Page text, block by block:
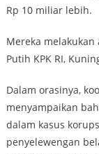
Rp 10 miliar lebih.
Mereka
Putih KPK RI,
Dalam orasinya,
menyampaikan
dalam kasus
penyelewengan